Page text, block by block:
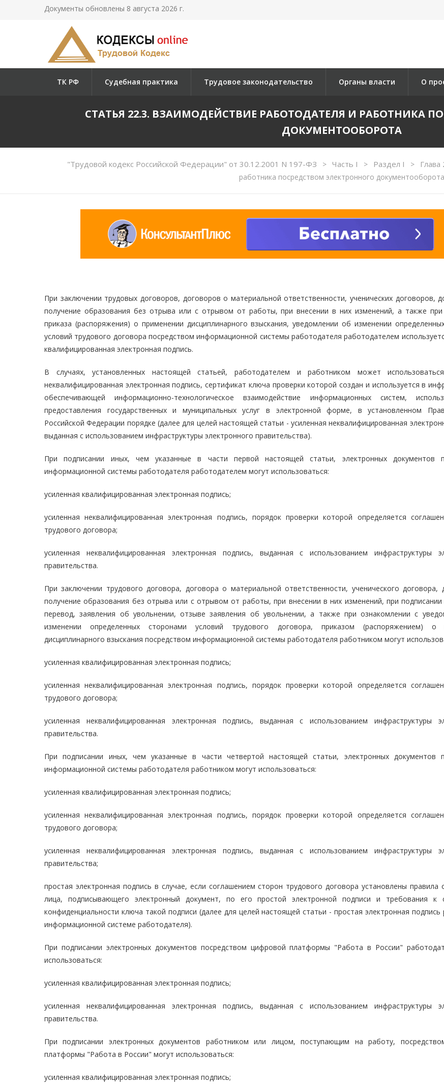
Документы обновлены 8 августа 2026 г.
ТК РФ Судебная практика Трудовое законодательство Органы власти О
СТАТЬЯ 22.3. ВЗАИМОДЕЙСТВИЕ РАБОТОДАТЕЛЯ И РАБОТНИКА
ДОКУМЕНТООБОРОТА
"Трудовой кодекс Российской Федерации" от 30.12.2001 N 197-ФЗ > Часть I > Раздел I > Глава
работника посредством электронного документооборота
При заключении трудовых договоров, договоров о материальной ответственности, ученических договоров,
получение образования без отрыва или с отрывом от работы, при внесении в них изменений, а также при
приказа (распоряжения) о применении дисциплинарного взыскания, уведомлении об изменении
условий трудового договора посредством информационной системы работодателя работодателем
квалифицированная электронная подпись.
В случаях, установленных настоящей статьей, работодателем и работником может
неквалифицированная электронная подпись, сертификат ключа проверки которой создан и используется в
обеспечивающей информационно-технологическое взаимодействие информационных систем,
предоставления государственных и муниципальных услуг в электронной форме, в установленном
Российской Федерации порядке (далее для целей настоящей статьи - усиленная неквалифицированная
выданная с использованием инфраструктуры электронного правительства).
При подписании иных, чем указанные в части первой настоящей статьи, электронных документов
информационной системы работодателя работодателем могут использоваться:
усиленная квалифицированная электронная подпись;
усиленная неквалифицированная электронная подпись, порядок проверки которой определяется
трудового договора;
усиленная неквалифицированная электронная подпись, выданная с использованием инфраструктуры
правительства.
При заключении трудового договора, договора о материальной ответственности, ученического договора,
получение образования без отрыва или с отрывом от работы, при внесении в них изменений, при подписании
перевод, заявления об увольнении, отзыве заявления об увольнении, а также при ознакомлении с
изменении определенных сторонами условий трудового договора, приказом (распоряжением) о
дисциплинарного взыскания посредством информационной системы работодателя работником могут
усиленная квалифицированная электронная подпись;
усиленная неквалифицированная электронная подпись, порядок проверки которой определяется
трудового договора;
усиленная неквалифицированная электронная подпись, выданная с использованием инфраструктуры
правительства.
При подписании иных, чем указанные в части четвертой настоящей статьи, электронных документов
информационной системы работодателя работником могут использоваться:
усиленная квалифицированная электронная подпись;
усиленная неквалифицированная электронная подпись, порядок проверки которой определяется
трудового договора;
усиленная неквалифицированная электронная подпись, выданная с использованием инфраструктуры
правительства;
простая электронная подпись в случае, если соглашением сторон трудового договора установлены правила
лица, подписывающего электронный документ, по его простой электронной подписи и требования к
конфиденциальности ключа такой подписи (далее для целей настоящей статьи - простая электронная подпись
информационной системе работодателя).
При подписании электронных документов посредством цифровой платформы "Работа в России"
использоваться:
усиленная квалифицированная электронная подпись;
усиленная неквалифицированная электронная подпись, выданная с использованием инфраструктуры
правительства.
При подписании электронных документов работником или лицом, поступающим на работу,
платформы "Работа в России" могут использоваться:
усиленная квалифицированная электронная подпись;